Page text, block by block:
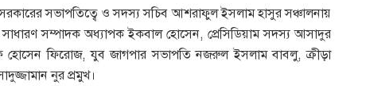
সরকারের সভাপতিত্বে ও সদস্য সচিব আশরাফুল ইসলাম হাসুর সঞ্চালনায়
সম্পাদক অধ্যাপক ইকবাল হোসেন, প্রেসিডিয়াম সদস্য আসাদুর
হোসেন ফিরোজ, যুব জাগপার সভাপতি নজরুল ইসলাম বাবলু, ক্রীড়া
নুর প্রমুখ।